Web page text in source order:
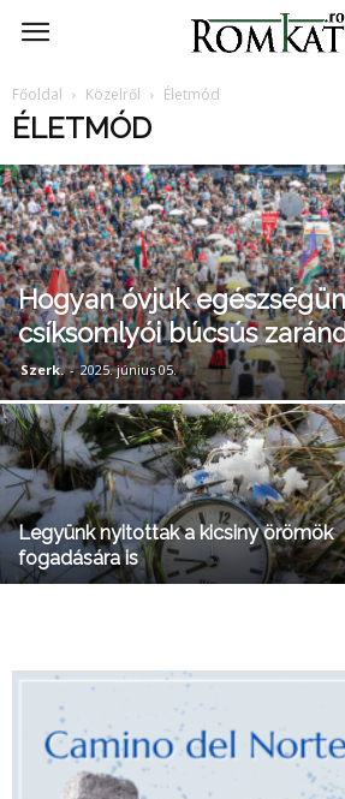
RomKat.ro
Főoldal Közelről Életmód
ÉLETMÓD
Hogyan óvjuk
csíksomlyói búcsús
Szerk. - 2025. június 05.
Legyünk nyitottak a kicsiny örömök
fogadására is